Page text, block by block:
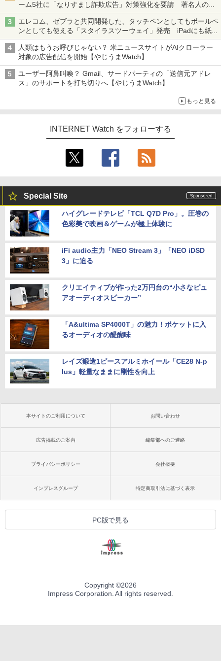
ーム5社に「なりすまし詐欺広告」対策強化を要請 著名人の写
真や映像を使った投資詐欺などへの対策として
エレコム、ゼブラと共同開発した、タッチペンとしてもボールペ
ンとしても使える「スタイラスツーウェイ」発売 iPadにも紙に
も、持ち替えずに書き込める
人類はもうお呼びじゃない？ 米ニュースサイトがAIクローラー
対象の広告配信を開始【やじうまWatch】
ユーザー阿鼻叫喚？ Gmail、サードパーティの「送信元アドレ
ス」のサポートを打ち切りへ【やじうまWatch】
もっと見る
INTERNET Watch をフォローする
Special Site
ハイグレードテレビ「TCL Q7D Pro」。圧巻の
色彩美で映画＆ゲームが極上体験に
iFi audio主力「NEO Stream 3」「NEO iDSD
3」に迫る
クリエイティブが作った2万円台の“小さなピュ
アオーディオスピーカー”
「A&ultima SP4000T」の魅力！ポケットに入
るオーディオの醍醐味
レイズ鍛造1ピースアルミホイール「CE28 N-p
lus」軽量なままに剛性を向上
本サイトのご利用について お問い合わせ
広告掲載のご案内 編集部へのご連絡
プライバシーポリシー 会社概要
インプレスグループ 特定商取引法に基づく表示
PC版で見る
Copyright ©2026
Impress Corporation. All rights reserved.